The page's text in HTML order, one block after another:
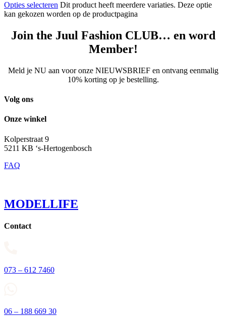
Opties selecteren Dit product heeft meerdere variaties. Deze optie
kan gekozen worden op de productpagina
Join the Juul Fashion CLUB… en word
Member!
Meld je NU aan voor onze NIEUWSBRIEF en ontvang eenmalig
10% korting op je bestelling.
Volg ons
Onze winkel
Kolperstraat 9
5211 KB ‘s-Hertogenbosch
FAQ
MODELLIFE
Contact
073 – 612 7460
06 – 188 669 30